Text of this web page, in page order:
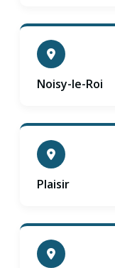
Noisy-le-Roi
Plaisir